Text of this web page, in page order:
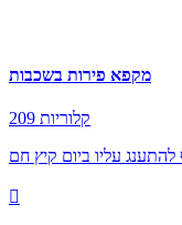
מקפא פירות בשכבות
209 קלוריות
עליו ביום קיץ חם
